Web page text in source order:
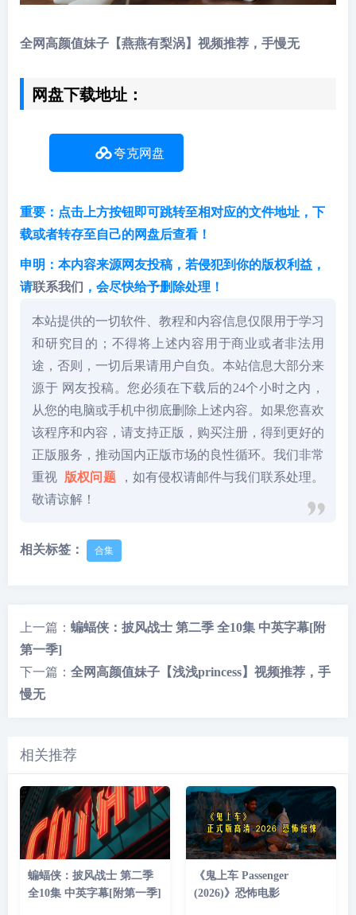
全网高颜值妹子【燕燕有梨涡】视频推荐，手慢无
网盘下载地址：
夸克网盘
重要：点击上方按钮即可跳转至相对应的文件地址，下
载或者转存至自己的网盘后查看！
申明：本内容来源网友投稿，若侵犯到你的版权利益，
请联系我们 ，会尽快给予删除处理！
本站提供的一切软件、教程和内容信息仅限用于学习
和研究目的；不得将上述内容用于商业或者非法用
途，否则，一切后果请用户自负。本站信息大部分来
源于 网友投稿。您必须在下载后的24个小时之内，
从您的电脑或手机中彻底删除上述内容。如果您喜欢
该程序和内容，请支持正版，购买注册，得到更好的
正版服务，推动国内正版市场的良性循环。我们非常
重视 版权问题
，如有侵权请邮件与我们联系处理。
敬请谅解！
相关标签： 合集
上一篇： 蝙蝠侠：披风战士 第二季 全10集 中英字幕[附
第一季]
下一篇： 全网高颜值妹子【浅浅princess】视频推荐，手
慢无
相关推荐
蝙蝠侠：披风战士 第二季
全10集 中英字幕[附第一季]
《鬼上车 Passenger
(2026)》恐怖电影